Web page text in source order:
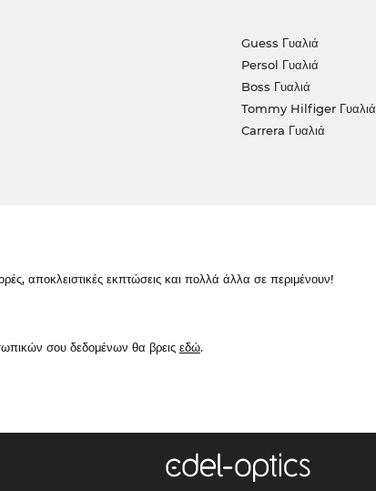
Guess Γυαλιά
Persol Γυαλιά
Boss Γυαλιά
Tommy Hilfiger Γυαλιά
Carrera Γυαλιά
εκπτώσεις και πολλά άλλα σε περιμένουν!
σου δεδομένων θα βρεις εδώ.